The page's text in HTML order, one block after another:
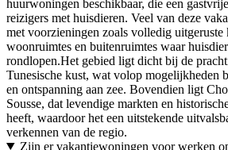
huurwoningen beschikbaar, die een
reizigers met huisdieren. Veel van deze
met voorzieningen zoals volledig uitgeruste
woonruimtes en buitenruimtes waar
rondlopen.Het gebied ligt dicht bij de
Tunesische kust, wat volop mogelijkheden
en ontspanning aan zee. Bovendien ligt
Sousse, dat levendige markten en
heeft, waardoor het een uitstekende
verkennen van de regio.
Zijn er vakantiewoningen voor werken